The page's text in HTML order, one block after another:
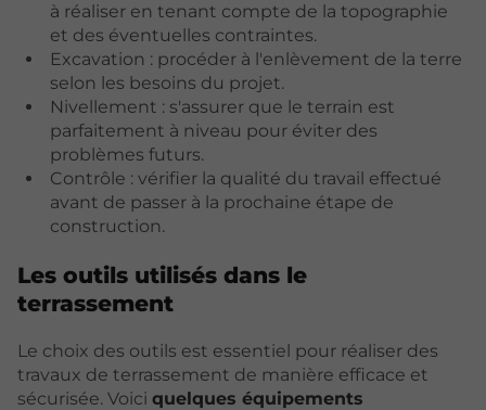
à réaliser en tenant compte de la topographie
et des éventuelles contraintes.
Excavation : procéder à l'enlèvement de la terre
selon les besoins du projet.
Nivellement : s'assurer que le terrain est
parfaitement à niveau pour éviter des
problèmes futurs.
Contrôle : vérifier la qualité du travail effectué
avant de passer à la prochaine étape de
construction.
Les outils utilisés dans le
terrassement
Le choix des outils est essentiel pour réaliser des
travaux de terrassement de manière efficace et
sécurisée. Voici quelques équipements